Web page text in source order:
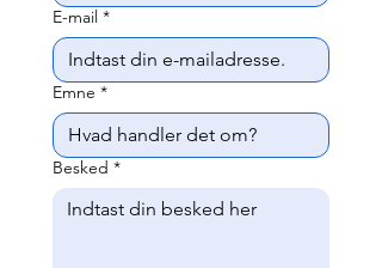
E-mail *
Emne *
Besked *